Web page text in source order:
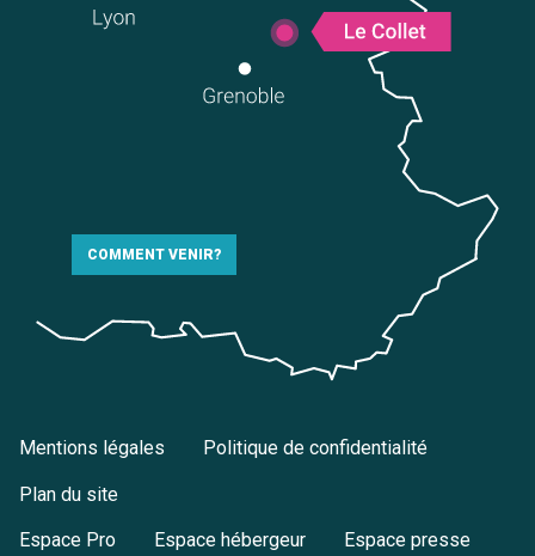
COMMENT VENIR?
Mentions légales Politique de confidentialité
Plan du site
Espace Pro Espace hébergeur Espace presse